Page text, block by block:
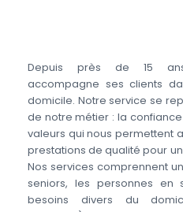
Depuis près de 15
accompagne ses clients
domicile. Notre service se
de notre métier : la
valeurs qui nous permettent
prestations de qualité pour
Nos services comprennent
seniors, les personnes en
besoins divers du